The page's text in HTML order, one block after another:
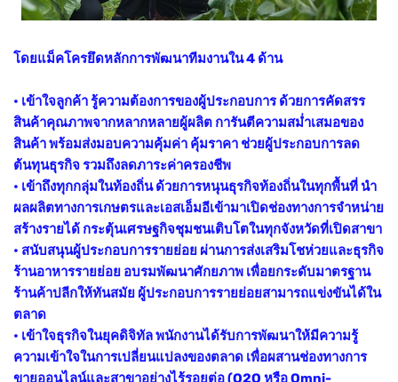
โดยแม็คโครยึดหลักการพัฒนาทีมงานใน 4 ด้าน
• เข้าใจลูกค้า รู้ความต้องการของผู้ประกอบการ ด้วยการคัดสรร
สินค้าคุณภาพจากหลากหลายผู้ผลิต การันตีความสม่ำเสมอของ
สินค้า พร้อมส่งมอบความคุ้มค่า คุ้มราคา ช่วยผู้ประกอบการลด
ต้นทุนธุรกิจ รวมถึงลดภาระค่าครองชีพ
• เข้าถึงทุกกลุ่มในท้องถิ่น ด้วยการหนุนธุรกิจท้องถิ่นในทุกพื้นที่ นำ
ผลผลิตทางการเกษตรและเอสเอ็มอีเข้ามาเปิดช่องทางการจำหน่าย
สร้างรายได้ กระตุ้นเศรษฐกิจชุมชนเติบโตในทุกจังหวัดที่เปิดสาขา
• สนับสนุนผู้ประกอบการรายย่อย ผ่านการส่งเสริมโชห่วยและธุรกิจ
ร้านอาหารรายย่อย อบรมพัฒนาศักยภาพ เพื่อยกระดับมาตรฐาน
ร้านค้าปลีกให้ทันสมัย ผู้ประกอบการรายย่อยสามารถแข่งขันได้ใน
ตลาด
• เข้าใจธุรกิจในยุคดิจิทัล พนักงานได้รับการพัฒนาให้มีความรู้
ความเข้าใจในการเปลี่ยนแปลงของตลาด เพื่อผสานช่องทางการ
ขายออนไลน์และสาขาอย่างไร้รอยต่อ (O2O หรือ Omni-